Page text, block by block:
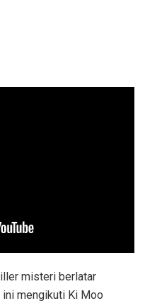
misteri berlatar
ini mengikuti Ki Moo